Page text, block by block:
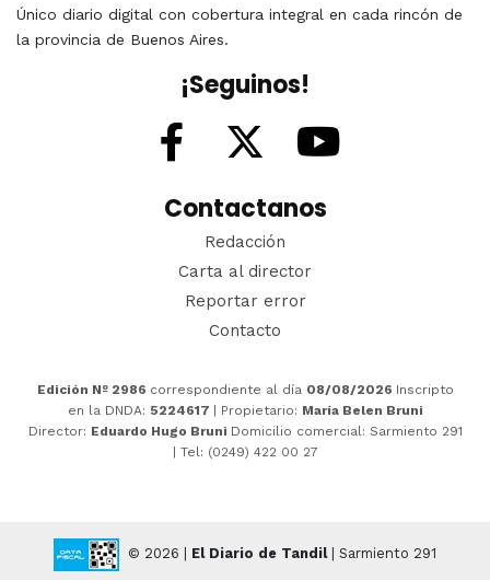
Único diario digital con cobertura integral en cada rincón de
la provincia de Buenos Aires.
¡Seguinos!
Contactanos
Redacción
Carta al director
Reportar error
Contacto
Edición Nº 2986 correspondiente al día 08/08/2026 Inscripto
en la DNDA: 5224617 | Propietario: María Belen Bruni
Director: Eduardo Hugo Bruni Domicilio comercial: Sarmiento 291
| Tel: (0249) 422 00 27
© 2026 | El Diario de Tandil| Sarmiento 291